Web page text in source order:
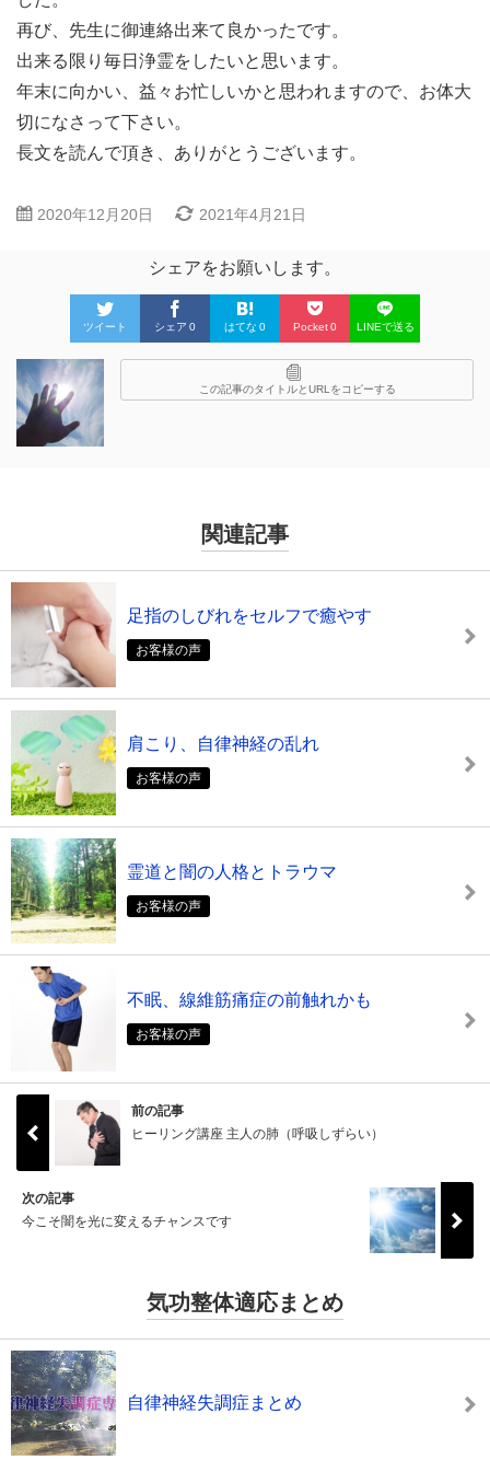
再び、先生に御連絡出来て良かったです。
出来る限り毎日浄霊をしたいと思います。
年末に向かい、益々お忙しいかと思われますので、お体大
切になさって下さい。
長文を読んで頂き、ありがとうございます。
2020年12月20日 2021年4月21日
シェアをお願いします。
ツイート シェア 0 はてな 0 Pocket0 LINEで送る
この記事のタイトルとURLをコピーする
関連記事
足指のしびれをセルフで癒やす
お客様の声
肩こり、自律神経の乱れ
お客様の声
霊道と闇の人格とトラウマ
お客様の声
不眠、線維筋痛症の前触れかも
お客様の声
前の記事
ヒーリング講座 主人の肺（呼吸しずらい）
次の記事
今こそ闇を光に変えるチャンスです
気功整体適応まとめ
自律神経失調症まとめ